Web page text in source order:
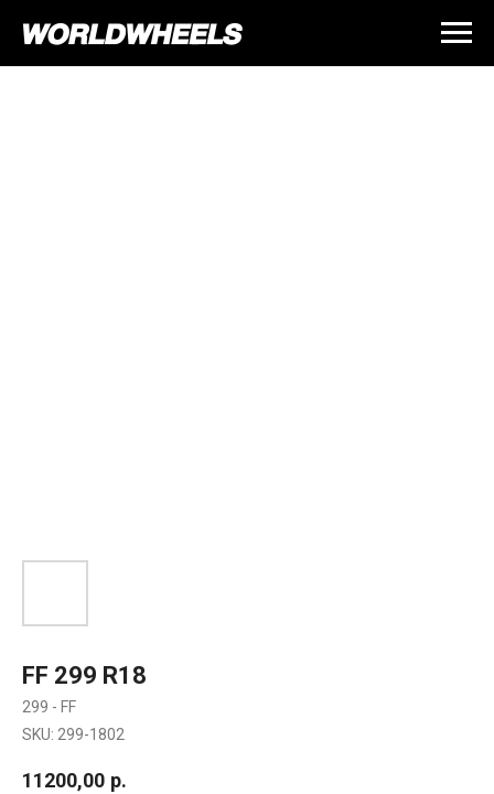
FF 299 R18
299 - FF
SKU: 299-1802
11200,00 р.